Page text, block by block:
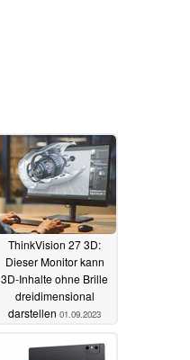
ThinkVision 27 3D:
Dieser Monitor kann
3D-Inhalte ohne Brille
dreidimensional
darstellen 01.09.2023